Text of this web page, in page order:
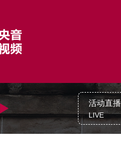
活动直播
LIVE